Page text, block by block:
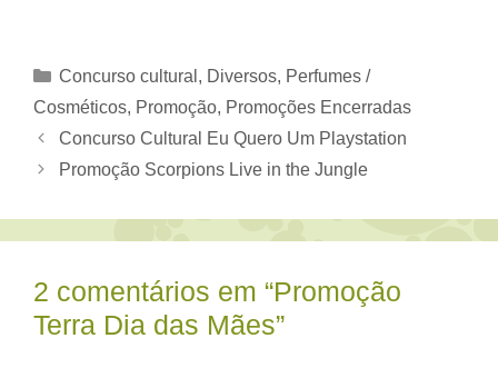
Categorias
Concurso cultural , Diversos, Perfumes /
Cosméticos, Promoção, Promoções Encerradas
Concurso Cultural Eu Quero Um Playstation
Promoção Scorpions Live in the Jungle
2 comentários em “Promoção
Terra Dia das Mães”